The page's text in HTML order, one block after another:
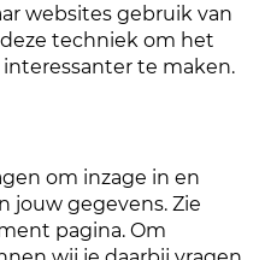
websites gebruik van
techniek om het
te maken.
om inzage in en
jouw gegevens. Zie
pagina. Om